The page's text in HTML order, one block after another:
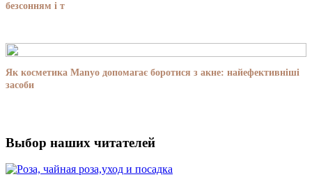
безсонням і т
Як косметика Manyo допомагає боротися з акне: найефективніші
засоби
Выбор наших читателей